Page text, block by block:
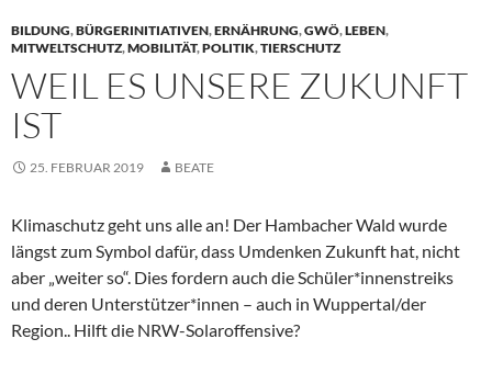
BILDUNG,BÜRGERINITIATIVEN,ERNÄHRUNG,GWÖ,LEBEN,
MITWELTSCHUTZ,MOBILITÄT,POLITIK,TIERSCHUTZ
WEIL ES UNSERE ZUKUNFT
IST
25. FEBRUAR 2019 BEATE
Klimaschutz geht uns alle an! Der Hambacher Wald wurde
längst zum Symbol dafür, dass Umdenken Zukunft hat, nicht
aber „weiter so“. Dies fordern auch die Schüler*innenstreiks
und deren Unterstützer*innen – auch in Wuppertal/der
Region.. Hilft die NRW-Solaroffensive?